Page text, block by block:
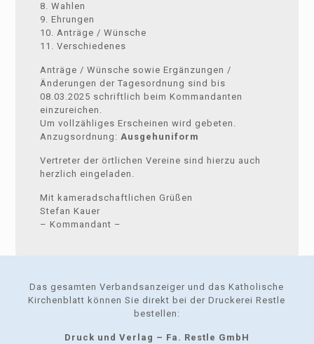
8. Wahlen
9. Ehrungen
10. Anträge / Wünsche
11. Verschiedenes
Anträge / Wünsche sowie Ergänzungen /
Änderungen der Tagesordnung sind bis
08.03.2025 schriftlich beim Kommandanten
einzureichen.
Um vollzähliges Erscheinen wird gebeten.
Anzugsordnung: Ausgehuniform
Vertreter der örtlichen Vereine sind hierzu auch
herzlich eingeladen.
Mit kameradschaftlichen Grüßen
Stefan Kauer
– Kommandant –
Das gesamten Verbandsanzeiger und das Katholische
Kirchenblatt können Sie direkt bei der Druckerei Restle
bestellen:
Druck und Verlag – Fa. Restle GmbH